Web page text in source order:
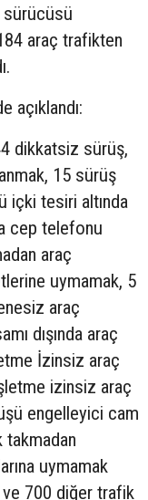
sürücüsü
araç trafikten
açıklandı:
dikkatsiz sürüş,
15 sürüş
içki tesiri altında
cep telefonu
araç
uymamak, 5
araç
dışında araç
İzinsiz araç
izinsiz araç
engelleyici cam
takmadan
uymamak
ve 700 diğer trafik